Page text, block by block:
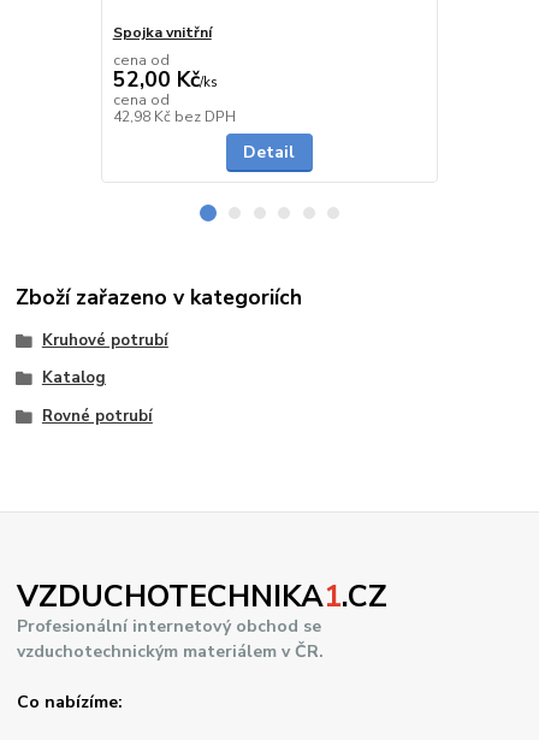
Spojka vnitřní
cena od
52,00 Kč/ks
cena od
42,98 Kč bez DPH
Detail
Zboží zařazeno v kategoriích
Kruhové potrubí
Katalog
Rovné potrubí
VZDUCHOTECHNIKA1.CZ
Profesionální internetový obchod se
vzduchotechnickým materiálem v ČR.
Co nabízíme: